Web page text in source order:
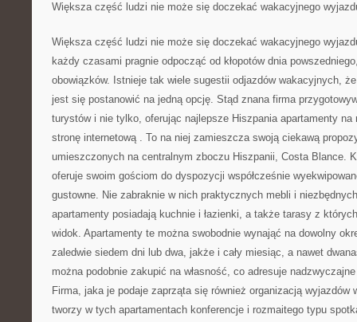
Większa część ludzi nie może się doczekać wakacyjnego
Większa część ludzi nie może się doczekać wakacyjnego
każdy czasami pragnie odpocząć od kłopotów dnia
obowiązków. Istnieje tak wiele sugestii odjazdów wakacyjnych,
jest się postanowić na jedną opcję. Stąd znana firma
turystów i nie tylko, oferując najlepsze Hiszpania apartamenty
stronę internetową . To na niej zamieszcza swoją ciekawą
umieszczonych na centralnym zboczu Hiszpanii, Costa Blance.
oferuje swoim gościom do dyspozycji współcześnie
gustowne. Nie zabraknie w nich praktycznych mebli i
apartamenty posiadają kuchnie i łazienki, a także tarasy z
widok. Apartamenty te można swobodnie wynająć na dowolny
zaledwie siedem dni lub dwa, jakże i cały miesiąc, a nawet
można podobnie zakupić na własność, co adresuje
Firma, jaka je podaje zaprząta się również organizacją wyjazdów
tworzy w tych apartamentach konferencje i rozmaitego typu